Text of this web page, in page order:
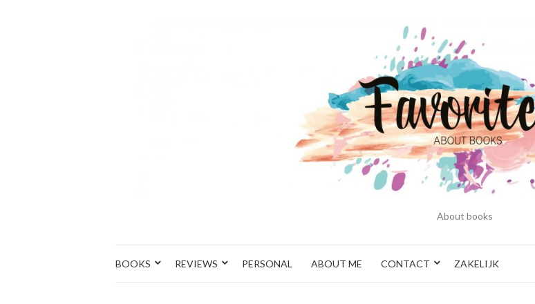
About books
BOOKS REVIEWS PERSONAL ABOUT ME CONTACT ZAKELIJK